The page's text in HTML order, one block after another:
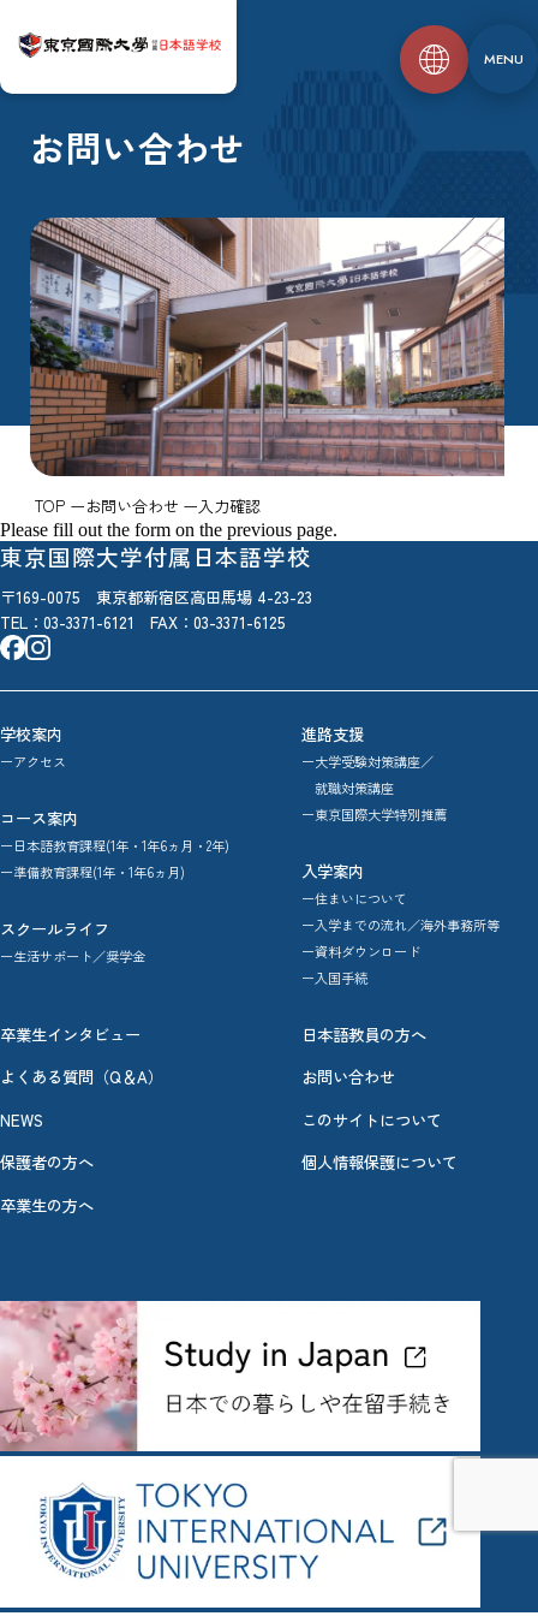
MENU
お問い合わせ
TOP お問い合わせ 入力確認
Please fill out the form on the previous page.
東京国際大学付属日本語学校
〒169-0075 東京都新宿区高田馬場 4-23-23
TEL： 03-3371-6121 FAX：03-3371-6125
学校案内
ーアクセス
コース案内
ー日本語教育課程(1年・1年6ヵ月・2年)
ー準備教育課程(1年・1年6ヵ月)
スクールライフ
ー生活サポート／奨学金
進路支援
ー大学受験対策講座／
就職対策講座
ー東京国際大学特別推薦
入学案内
ー住まいについて
ー入学までの流れ／海外事務所等
ー資料ダウンロード
ー入国手続
卒業生インタビュー
よくある質問（Q＆A）
NEWS
保護者の方へ
卒業生の方へ
日本語教員の方へ
お問い合わせ
このサイトについて
個人情報保護について